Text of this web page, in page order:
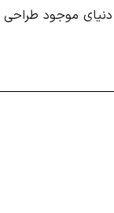
موجود طراحی